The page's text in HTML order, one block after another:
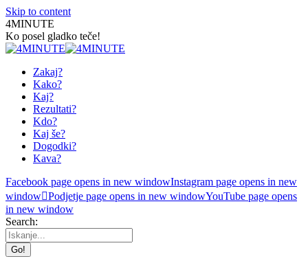
Skip to content
4MINUTE
Ko posel gladko teče!
Zakaj?
Kako?
Kaj?
Rezultati?
Kdo?
Kaj še?
Dogodki?
Kava?
Facebook page opens in new windowInstagram page opens in new
window Podjetje page opens in new windowYouTube page opens
in new window
Search: